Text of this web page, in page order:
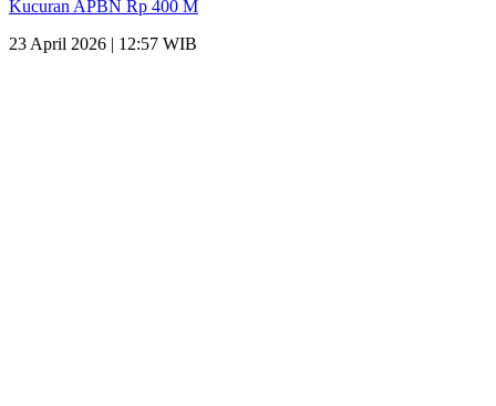
Kucuran APBN Rp 400 M
23 April 2026 | 12:57 WIB